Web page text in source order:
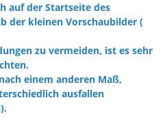
auf der Startseite des
der kleinen Vorschaubilder (
zu vermeiden, ist es sehr
einem anderen Maß,
ausfallen